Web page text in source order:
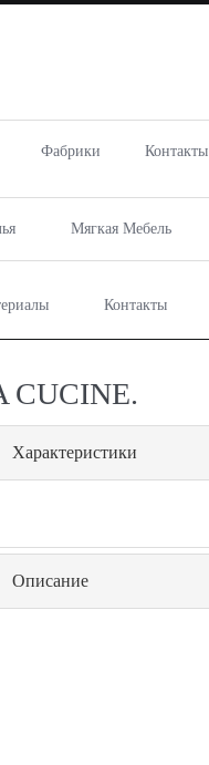
Фабрики Контакты
Мягкая Мебель
Контакты
CUCINE.
Характеристики
Описание